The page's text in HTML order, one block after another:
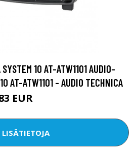
10 AT-ATW1101 AUDIO-
AT-ATW1101 - AUDIO TECHNICA
EUR
LISÄTIETOJA